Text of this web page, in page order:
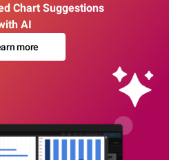
Chart Suggestions
AI
more